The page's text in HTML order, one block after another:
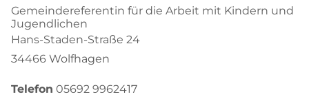
Gemeindereferentin für die Arbeit mit Kindern und
Jugendlichen
Hans-Staden-Straße 24
34466 Wolfhagen
Telefon 05692 9962417